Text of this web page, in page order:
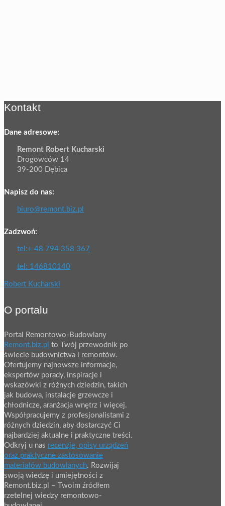
Kontakt
Dane adresowe:
Remont Robert Kucharski
Drogowców 14
39-200 Dębica
Napisz do nas:
biuro@remont.biz.pl
Zadzwoń:
tel:+ 48 794 358 367
tel: 146810140
Robert Kucharski
O portalu
Portal Remontowo-Budowlany
Remont.biz.pl to Twój przewodnik po
świecie budownictwa i remontów.
Ofertujemy najnowsze informacje,
ekspertów porady, inspiracje i
wskazówki z różnych dziedzin, takich
jak budowa, instalacje grzewcze i
chłodnicze, aranżacja wnętrz i więcej.
Współpracujemy z profesjonalistami z
różnych dziedzin, aby dostarczyć Ci
najbardziej aktualne i praktyczne treści.
Odkryj u nas recenzje, opisy urządzeń
oraz praktyczne zastosowanie
materiałów budowlanych. Rozwijaj
swoją wiedzę i umiejętności z
Remont.biz.pl – Twoim źródłem
rzetelnej wiedzy remontowo-